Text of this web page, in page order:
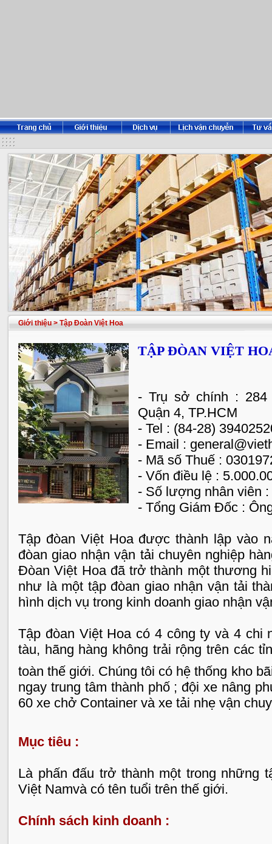
Giới thiệu> Tập Đoàn Việt Hoa
TẬP ĐÒAN VIỆT
- Trụ sở chính : 284
Quận 4, TP.HCM
- Tel : (84-28)
- Email :
- Mã số Thuế :
- Vốn điều lệ :
- Số lượng nhân viên
- Tổng Giám Đốc :
Tập đòan Việt Hoa được thành lập vào
đòan giao nhận vận tải chuyên nghiệp
Đòan Việt Hoa đã trở thành một thương
như là một tập đòan giao nhận vận tải
hình dịch vụ trong kinh doanh giao nhận
Tập đòan Việt Hoa có 4 công ty và 4 chi
tàu, hãng hàng không trải rộng trên các
toàn thế giới. Chúng tôi có hệ thống kho
ngay trung tâm thành phố ; đội xe nâng
60 xe chở Container và xe tải nhẹ vận
Mục tiêu :
Là phấn đấu trở thành một trong những
Việt Namvà có tên tuổi trên thế giới.
Chính sách kinh doanh :